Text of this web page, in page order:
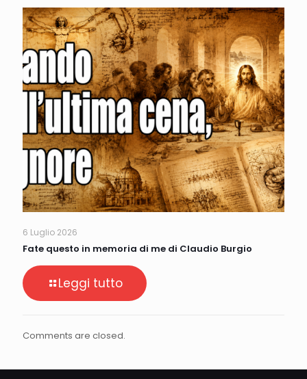
6 Luglio 2026
Fate questo in memoria di me di Claudio Burgio
Leggi tutto
Comments are closed.